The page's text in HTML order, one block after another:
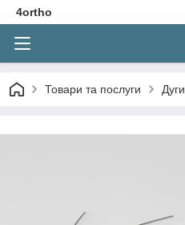
4ortho
Товари та послуги Дуги